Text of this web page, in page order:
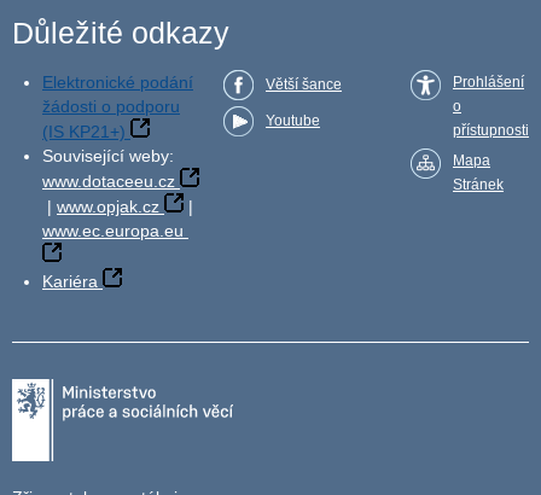
Důležité odkazy
Elektronické podání
žádosti o podporu
(IS KP21+)
Související weby:
www.dotaceeu.cz
| www.opjak.cz
|
www.ec.europa.eu
Kariéra
Větší šance
Youtube
Prohlášení
o
přístupnosti
Mapa
Stránek